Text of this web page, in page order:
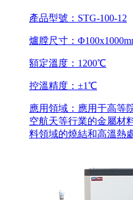
產品型號：STG-100-12
爐膛尺寸：
額定溫度：1200℃
控溫精度：±1℃
應用領域：應用于高等
空航天等行業的金屬材
料領域的燒結和高溫熱